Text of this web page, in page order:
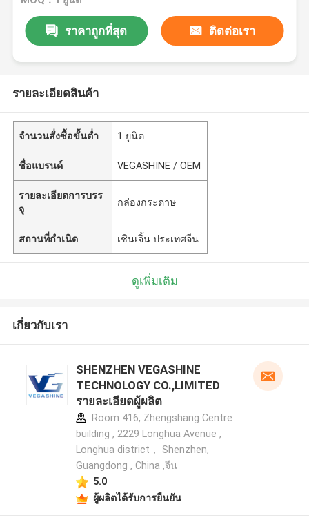
ราคาถูกที่สุด ติดต่อเรา
รายละเอียดสินค้า
จำนวนสั่งซื้อขั้นต่ำ 1 ยูนิต
ชื่อแบรนด์ VEGASHINE / OEM
รายละเอียดการบรร
จุ
กล่องกระดาษ
สถานที่กำเนิด เซินเจิ้น ประเทศจีน
ดูเพิ่มเติม
เกี่ยวกับเรา
SHENZHEN VEGASHINE
TECHNOLOGY CO.,LIMITED
รายละเอียดผู้ผลิต
Room 416, Zhengshang Centre
building , 2229 Longhua Avenue ,
Longhua district， Shenzhen,
Guangdong , China ,จีน
5.0
ผู้ผลิตได้รับการยืนยัน